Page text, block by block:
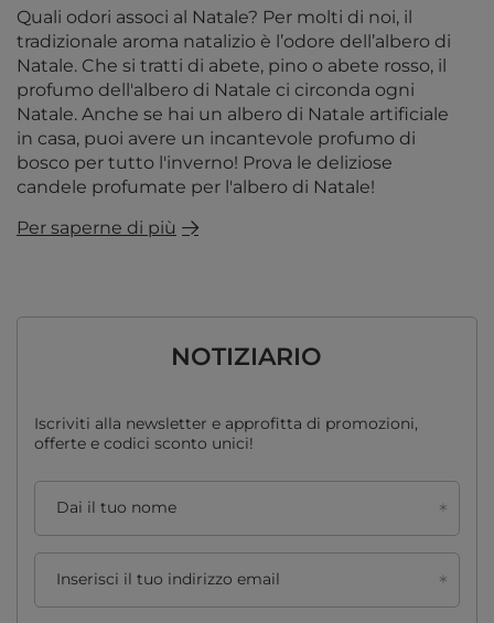
Quali odori associ al Natale? Per molti di noi, il
tradizionale aroma natalizio è l’odore dell’albero di
Natale. Che si tratti di abete, pino o abete rosso, il
profumo dell'albero di Natale ci circonda ogni
Natale. Anche se hai un albero di Natale artificiale
in casa, puoi avere un incantevole profumo di
bosco per tutto l'inverno! Prova le deliziose
candele profumate per l'albero di Natale!
Per saperne di più
NOTIZIARIO
Iscriviti alla newsletter e approfitta di promozioni,
offerte e codici sconto unici!
Dai il tuo nome
Inserisci il tuo indirizzo email